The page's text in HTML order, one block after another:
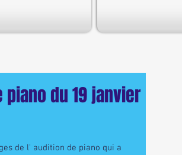
du 19 janvier
de l' audition de piano qui a